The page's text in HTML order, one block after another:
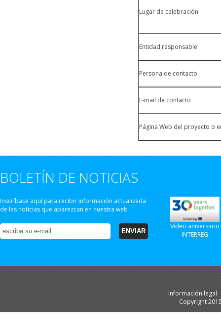
Lugar de celebración
Entidad responsable
Persona de contacto
E-mail de contacto
Página Web del proyecto o
BOLETÍN DE NOTICIAS
Inscríbase aquí para recibir información actualizada
de las noticias que aparezcan en nuestra web
Video aniversario
INTERREG
Información legal
Copyright